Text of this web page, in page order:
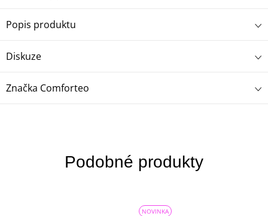
Popis produktu
Diskuze
Značka Comforteo
NOVINKA